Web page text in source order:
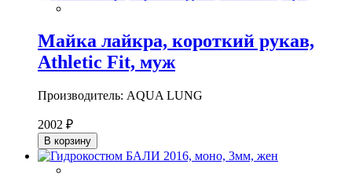
Майка лайкра, короткий рукав,
Athletic Fit, муж
Производитель: AQUA LUNG
2002 ₽
В корзину